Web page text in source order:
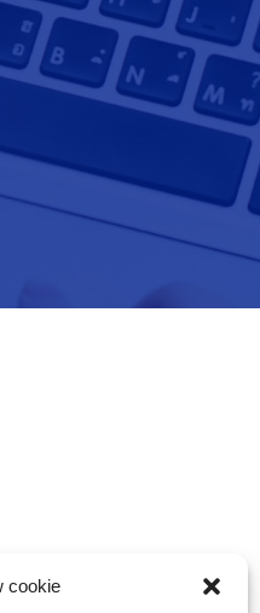
cookie